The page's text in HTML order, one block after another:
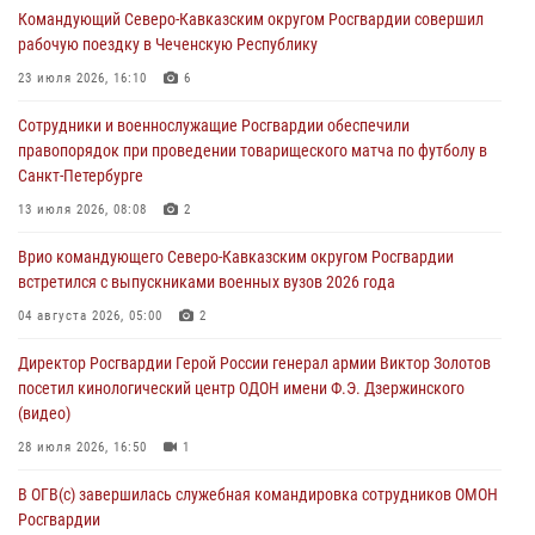
06 августа 2026, 11:20
Взрывотехники Росгвардии на Ставрополье обезвредили снаряд
06 августа 2026, 11:15
Подвиги героев‑росгвардейцев увековечили в новой музейной
экспозиции белгородского музея‑диорамы «Курская битва.
06 августа 2026, 10:30 3
Охрану общественного порядка и безопасность на футбольном
06 августа 2026, 10:13 1
Командующий Северо-Кавказским округом Росгвардии совершил
рабочую поездку в Чеченскую Республику
23 июля 2026, 16:10 6
Сотрудники и военнослужащие Росгвардии обеспечили
правопорядок при проведении товарищеского матча по футболу в
Санкт-Петербурге
13 июля 2026, 08:08 2
Врио командующего Северо-Кавказским округом Росгвардии
встретился с выпускниками военных вузов 2026 года
04 августа 2026, 05:00 2
Директор Росгвардии Герой России генерал армии Виктор Золотов
посетил кинологический центр ОДОН имени Ф.Э. Дзержинского
(видео)
28 июля 2026, 16:50 1
В ОГВ(с) завершилась служебная командировка сотрудников ОМОН
Росгвардии